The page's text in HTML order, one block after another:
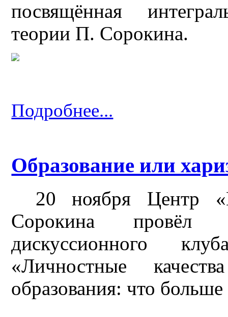
посвящённая
теории П. Сорокина.
Подробнее...
Образование или
20 ноября Центр
Сорокина провёл
дискуссионного
«Личностные
образования: что